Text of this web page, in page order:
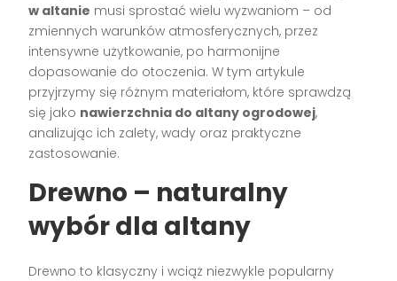
w altanie musi sprostać wielu wyzwaniom – od
zmiennych warunków atmosferycznych, przez
intensywne użytkowanie, po harmonijne
dopasowanie do otoczenia. W tym artykule
przyjrzymy się różnym materiałom, które sprawdzą
się jako nawierzchnia do altany ogrodowej,
analizując ich zalety, wady oraz praktyczne
zastosowanie.
Drewno – naturalny
wybór dla altany
Drewno to klasyczny i wciąż niezwykle popularny